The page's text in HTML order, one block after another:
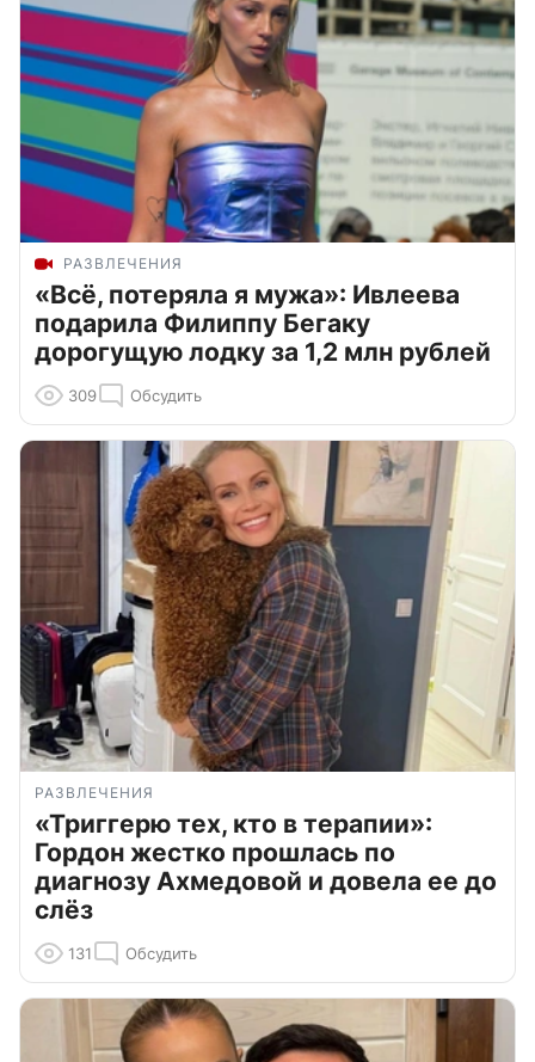
РАЗВЛЕЧЕНИЯ
«Всё, потеряла я мужа»: Ивлеева
подарила Филиппу Бегаку
дорогущую лодку за 1,2 млн рублей
309 Обсудить
РАЗВЛЕЧЕНИЯ
«Триггерю тех, кто в терапии»:
Гордон жестко прошлась по
диагнозу Ахмедовой и довела ее до
слёз
131 Обсудить